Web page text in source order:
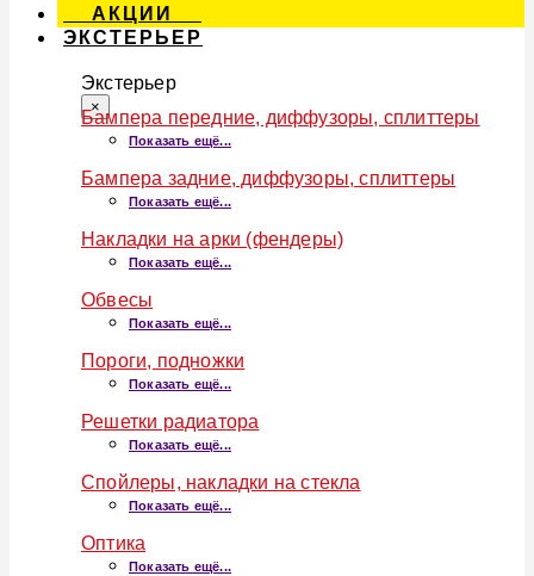
АКЦИИ
ЭКСТЕРЬЕР
Экстерьер
×
Бампера передние, диффузоры, сплиттеры
Показать ещё...
Бампера задние, диффузоры, сплиттеры
Показать ещё...
Накладки на арки (фендеры)
Показать ещё...
Обвесы
Показать ещё...
Пороги, подножки
Показать ещё...
Решетки радиатора
Показать ещё...
Спойлеры, накладки на стекла
Показать ещё...
Оптика
Показать ещё...